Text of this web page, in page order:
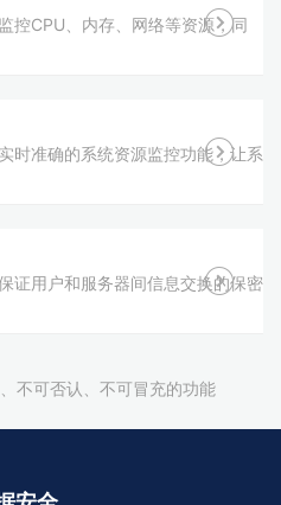
案处理机
监控CPU、内存、网络等资源，同
实时准确的系统资源监控功能，让系
证用户和服务器间信息交换的保密
不可否认、不可冒充的功能